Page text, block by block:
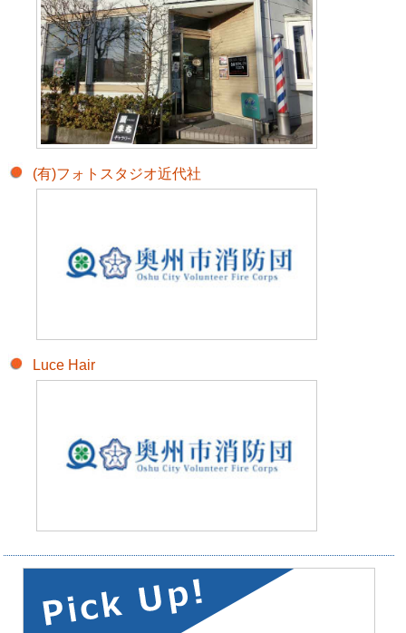
その他の組織
活動紹介
消防団員募集
消防団Q&A
消防団に入るには
協力事業所
消防団協力事業所一覧
消防団応援の店とは
いわて消防団応援の店
団員の皆さんへ
お問い合わせ
(有)フォトスタジオ近代社
Luce Hair